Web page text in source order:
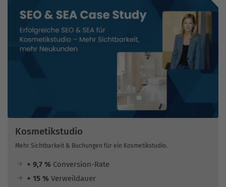
Kosmetikstudio
Mehr Sichtbarkeit & Buchungen für ein Kosmetikstudio.
+ 9,7 % Conversion-Rate
+ 15 % Verweildauer